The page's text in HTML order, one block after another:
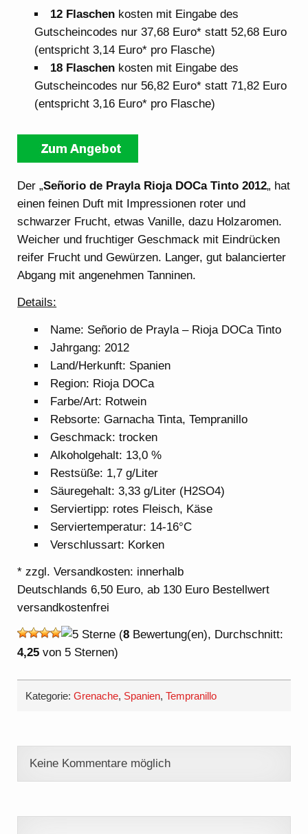
12 Flaschen kosten mit Eingabe des
Gutscheincodes nur 37,68 Euro* statt 52,68 Euro
(entspricht 3,14 Euro* pro Flasche)
18 Flaschen kosten mit Eingabe des
Gutscheincodes nur 56,82 Euro* statt 71,82 Euro
(entspricht 3,16 Euro* pro Flasche)
Der „Señorio de Prayla Rioja DOCa Tinto 2012„ hat
einen feinen Duft mit Impressionen roter und
schwarzer Frucht, etwas Vanille, dazu Holzaromen.
Weicher und fruchtiger Geschmack mit Eindrücken
reifer Frucht und Gewürzen. Langer, gut balancierter
Abgang mit angenehmen Tanninen.
Details:
Name: Señorio de Prayla – Rioja DOCa Tinto
Jahrgang: 2012
Land/Herkunft: Spanien
Region: Rioja DOCa
Farbe/Art: Rotwein
Rebsorte: Garnacha Tinta, Tempranillo
Geschmack: trocken
Alkoholgehalt: 13,0 %
Restsüße: 1,7 g/Liter
Säuregehalt: 3,33 g/Liter (H2SO4)
Serviertipp: rotes Fleisch, Käse
Serviertemperatur: 14-16°C
Verschlussart: Korken
* zzgl. Versandkosten: innerhalb
Deutschlands 6,50 Euro, ab 130 Euro Bestellwert
versandkostenfrei
(8 Bewertung(en), Durchschnitt:
4,25 von 5 Sternen)
Kategorie:Grenache, Spanien,Tempranillo
Keine Kommentare möglich